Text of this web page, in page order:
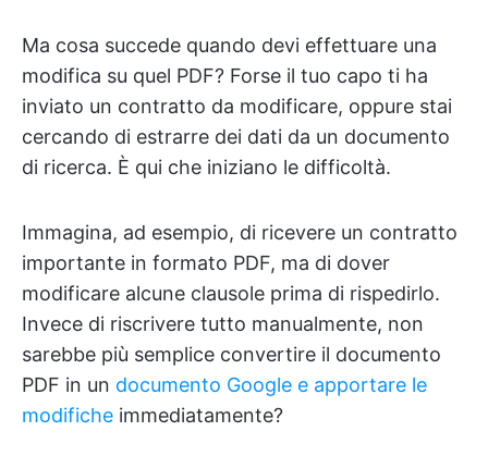
Ma cosa succede quando devi effettuare una
modifica su quel PDF? Forse il tuo capo ti ha
inviato un contratto da modificare, oppure stai
cercando di estrarre dei dati da un documento
di ricerca. È qui che iniziano le difficoltà.
Immagina, ad esempio, di ricevere un contratto
importante in formato PDF, ma di dover
modificare alcune clausole prima di rispedirlo.
Invece di riscrivere tutto manualmente, non
sarebbe più semplice convertire il documento
PDF in un documento Google e apportare le
modifiche immediatamente?